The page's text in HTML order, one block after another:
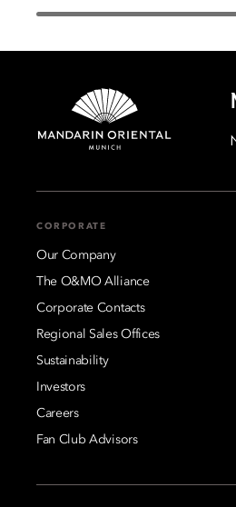
CORPORATE
Our Company
The O&MO Alliance
Corporate Contacts
Regional Sales Offices
Sustainability
Investors
Careers
Fan Club Advisors